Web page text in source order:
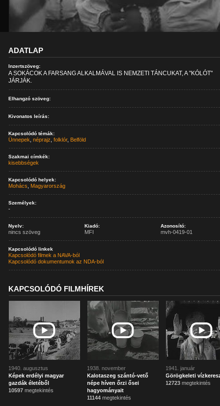
ADATLAP
Inzertszöveg:
A SOKÁCOK A FARSANG ALKALMÁVAL IS NEMZETI TÁNCUKAT, A "KÓLÓT"
JÁRJÁK.
Elhangzó szöveg:
Kivonatos leírás:
Kapcsolódó témák:
Ünnepek ,néprajz ,folklór, Belföld
Szakmai címkék:
kisebbségek
Kapcsolódó helyek:
Mohács Magyarország
Személyek:
-
Nyelv:
nincs szöveg
Kiadó:
MFI
Azonosító:
mvh-0419-01
Kapcsolódó linkek
Kapcsolódó filmek a NAVA-ból
Kapcsolódó dokumentumok az NDA-ból
KAPCSOLÓDÓ FILMHÍREK
1940. augusztus
Képek erdélyi magyar
gazdák életéből
10597 megtekintés
1938. november
Kalotaszeg szántó-vető
népe híven őrzi ősei
hagyományait
11144 megtekintés
1941. január
Görögkeleti
12723 megtekintés